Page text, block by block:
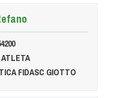
ATLETA
FIDASC GIOTTO